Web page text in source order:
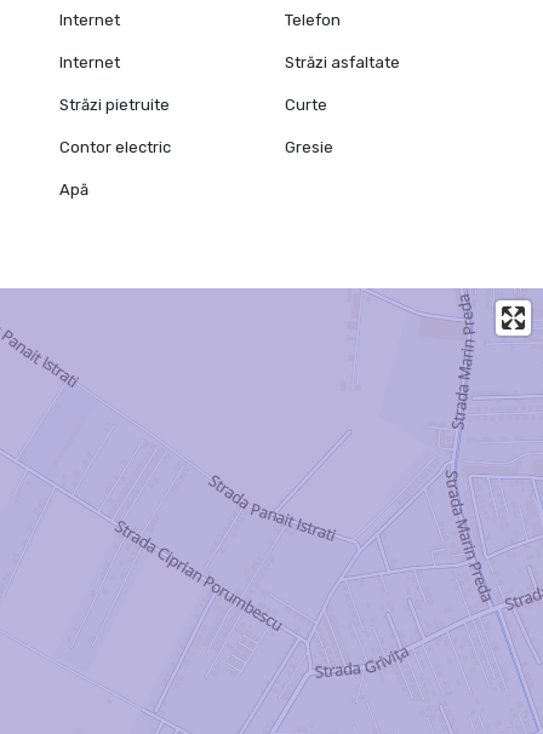
Internet Telefon
Internet Străzi asfaltate
Străzi pietruite Curte
Contor electric Gresie
Apă